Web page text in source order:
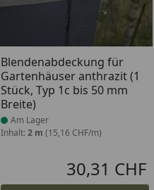
Blendenabdeckung für
Gartenhäuser anthrazit (1
Stück, Typ 1c bis 50 mm
Breite)
Produkt am Lager
Am Lager
Inhalt: 2 m (15,16 CHF/m)
30,31 CHF